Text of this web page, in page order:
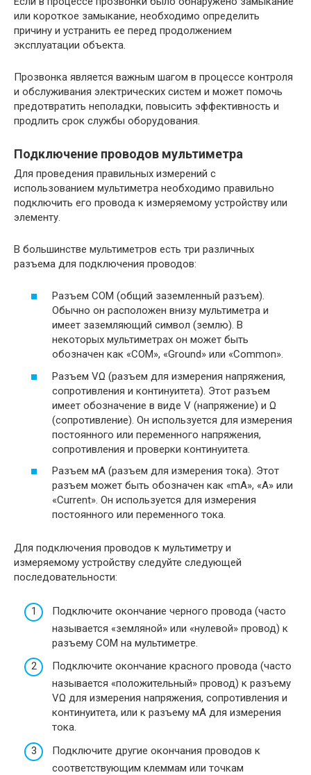
или короткое замыкание, необходимо определить
причину и устранить ее перед продолжением
эксплуатации объекта.
Прозвонка является важным шагом в процессе контроля
и обслуживания электрических систем и может помочь
предотвратить неполадки, повысить эффективность и
продлить срок службы оборудования.
Подключение проводов мультиметра
Для проведения правильных измерений с
использованием мультиметра необходимо правильно
подключить его провода к измеряемому устройству или
элементу.
В большинстве мультиметров есть три различных
разъема для подключения проводов:
Разъем COM (общий заземленный разъем).
Обычно он расположен внизу мультиметра и
имеет заземляющий символ (землю). В
некоторых мультиметрах он может быть
обозначен как «COM», «Ground» или «Common».
Разъем VΩ (разъем для измерения напряжения,
сопротивления и континуитета). Этот разъем
имеет обозначение в виде V (напряжение) и Ω
(сопротивление). Он используется для измерения
постоянного или переменного напряжения,
сопротивления и проверки континуитета.
Разъем мА (разъем для измерения тока). Этот
разъем может быть обозначен как «mA», «A» или
«Current». Он используется для измерения
постоянного или переменного тока.
Для подключения проводов к мультиметру и
измеряемому устройству следуйте следующей
последовательности:
Подключите окончание черного провода (часто
называется «земляной» или «нулевой» провод) к
разъему COM на мультиметре.
Подключите окончание красного провода (часто
называется «положительный» провод) к разъему
VΩ для измерения напряжения, сопротивления и
континуитета, или к разъему мА для измерения
тока.
Подключите другие окончания проводов к
соответствующим клеммам или точкам